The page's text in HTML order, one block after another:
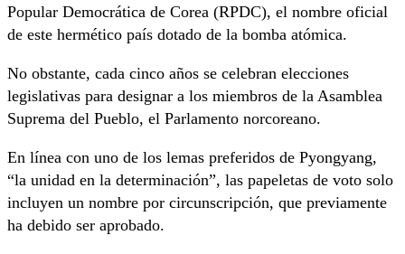
Popular Democrática de Corea (RPDC), el nombre oficial
de este hermético país dotado de la bomba atómica.
No obstante, cada cinco años se celebran elecciones
legislativas para designar a los miembros de la Asamblea
Suprema del Pueblo, el Parlamento norcoreano.
En línea con uno de los lemas preferidos de Pyongyang,
“la unidad en la determinación”, las papeletas de voto solo
incluyen un nombre por circunscripción, que previamente
ha debido ser aprobado.